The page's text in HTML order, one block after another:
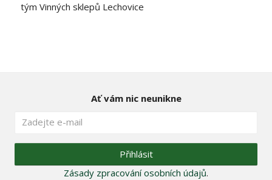
týmVinných sklepů Lechovice
Ať vám nic neunikne
Přihlásit
Zásady zpracování osobních údajů.